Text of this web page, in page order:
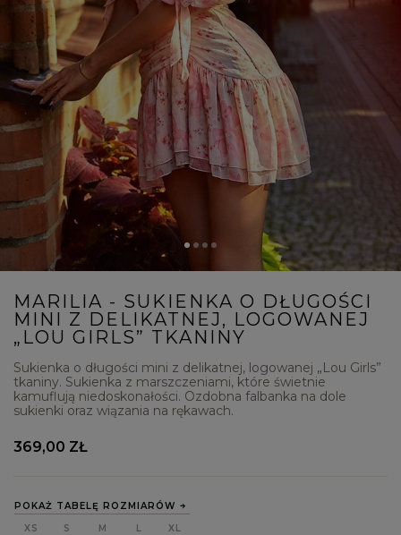
MARILIA - SUKIENKA O DŁUGOŚCI
MINI Z DELIKATNEJ, LOGOWANEJ
„LOU GIRLS” TKANINY
Sukienka o długości mini z delikatnej, logowanej „Lou Girls”
tkaniny. Sukienka z marszczeniami, które świetnie
kamuflują niedoskonałości. Ozdobna falbanka na dole
sukienki oraz wiązania na rękawach.
POKAŻ TABELĘ ROZMIARÓW
XS
S M L XL
369,00 ZŁ